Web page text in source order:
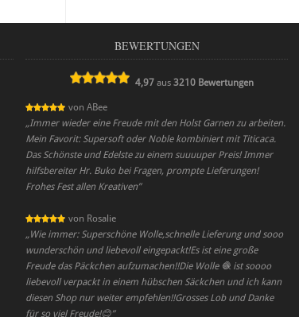
BEWERTUNGEN
4,97 aus3210 Bewertungen
von ABee
„Immer wieder eine Freude mit den Holst Garnen zu arbeiten.
Mein Favorit: Supersoft oder Noble kombiniert mit Titicaca.
Das Schönste und Edelste zu einem suuuuper Preis! Immer
hilfsbereiter Hr. Buko bei Fragen, prompte Lieferungen!
Frohes Fest allen Kreativen”
von Rosalie
„Wie immer: Superschöne Wolle,schnelle Lieferung und sooo
wunderschön und liebevoll eingepackt!Es ist eine große
Freude das Päckchen aufzumachen!!Die Wolle 🧶 ist soooo
liebevoll verpackt in einem hübschen Säckchen und ich kann
diesen Shop nur weiter empfehlen!!Grosses Lob und Danke
für so viel Freude!😊”